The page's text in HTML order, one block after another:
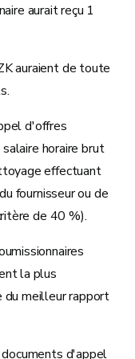
aurait reçu 1
auraient de toute
d'offres
horaire brut
effectuant
fournisseur ou de
de 40 %).
la plus
du meilleur rapport
d'appel